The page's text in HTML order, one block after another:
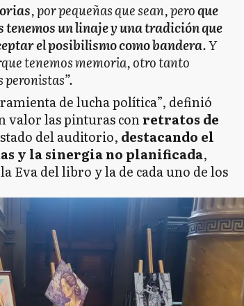
, por pequeñas que sean, peroque
un linaje y una tradición que
el posibilismo como bandera. Y
tenemos memoria, otro tanto
peronistas”.
de lucha política”, definió
valor las pinturas conretratos de
del auditorio, destacando el
y la sinergia no planificada,
Eva del libro y la de cada uno de los